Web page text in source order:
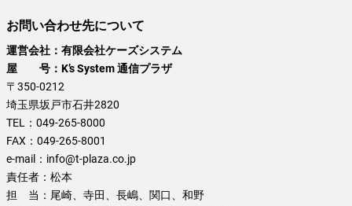
お問い合わせ先について
運営会社：有限会社ケーズシステム
屋 号：K’s System 通信プラザ
〒350-0212
埼玉県坂戸市石井2820
TEL： 049-265-8000
FAX： 049-265-8001
e-mail： info@t-plaza.co.jp
責任者： 松本
担 当： 尾崎、寺田、長嶋、関口、和野